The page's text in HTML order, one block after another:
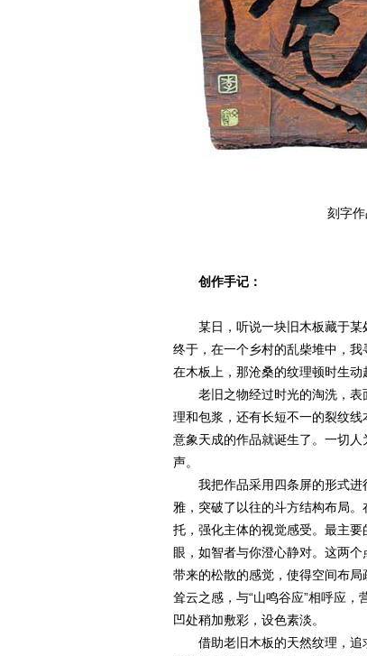
刻字
创作手记：
某日，听说一块旧木板藏于某
终于，在一个乡村的乱柴堆中，
在木板上，那沧桑的纹理顿时生动
老旧之物经过时光的淘洗，表
理和包浆，还有长短不一的裂纹
意象天成的作品就诞生了。一切
声。
我把作品采用四条屏的形式进
雅，突破了以往的斗方结构布局
托，强化主体的视觉感受。最主
眼，如智者与你澄心静对。这两个
带来的松散的感觉，使得空间布
耸云之感，与“山鸣谷应”相呼应
凹处稍加敷彩，设色素淡。
借助老旧木板的天然纹理，追